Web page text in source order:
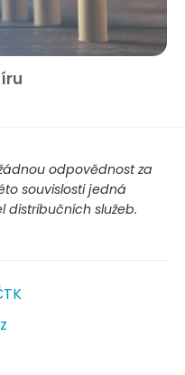
odpovědnost za
souvislosti jedná
distribučních služeb.